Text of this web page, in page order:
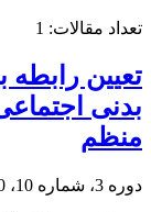
تعداد مقالات: 1
تعیین
بدنی
منظم
دوره 3، شماره 10، 1390